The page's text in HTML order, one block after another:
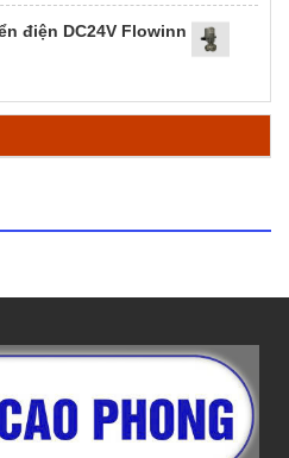
điện DC24V Flowinn